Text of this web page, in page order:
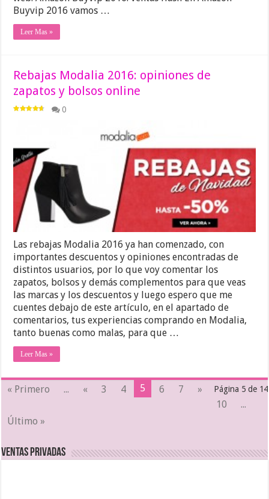
Buyvip 2016 vamos …
Leer Mas »
Rebajas Modalia 2016: opiniones de
zapatos y bolsos online
0
Las rebajas Modalia 2016 ya han comenzado, con
importantes descuentos y opiniones encontradas de
distintos usuarios, por lo que voy comentar los
zapatos, bolsos y demás complementos para que veas
las marcas y los descuentos y luego espero que me
cuentes debajo de este artículo, en el apartado de
comentarios, tus experiencias comprando en Modalia,
tanto buenas como malas, para que …
Leer Mas »
Página 5 de 14
« Primero ... « 3 4 5 6 7
»
10
...
Último »
Ventas Privadas